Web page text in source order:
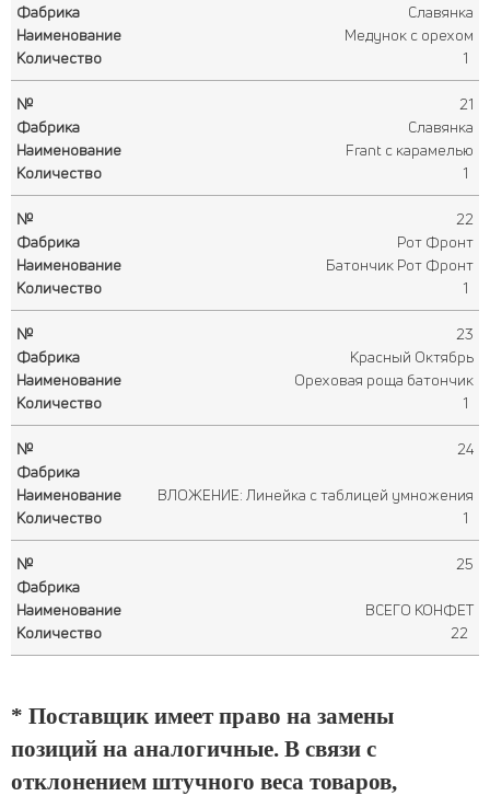
Славянка
Медунок с орехом
1
21
Славянка
Frant с карамелью
1
22
Рот Фронт
Батончик Рот Фронт
1
23
Красный Октябрь
Ореховая роща батончик
1
24
ВЛОЖЕНИЕ: Линейка с таблицей умножения
1
25
ВСЕГО КОНФЕТ
22
* Поставщик имеет право на замены
позиций на аналогичные. В связи с
отклонением штучного веса товаров,